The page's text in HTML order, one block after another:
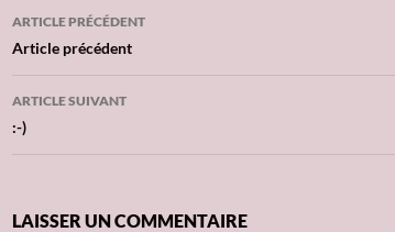
Navigation
des
articles
ARTICLE PRÉCÉDENT
Article précédent
ARTICLE SUIVANT
:-)
LAISSER UN COMMENTAIRE